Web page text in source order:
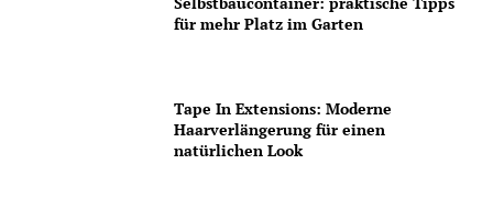
für mehr Platz im Garten
Tape In Extensions: Moderne
Haarverlängerung für einen
natürlichen Look